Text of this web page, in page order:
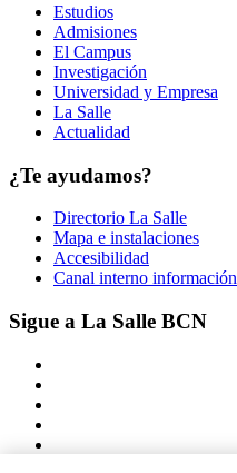
Estudios
Admisiones
El Campus
Investigación
Universidad y Empresa
La Salle
Actualidad
¿Te ayudamos?
Directorio La Salle
Mapa e instalaciones
Accesibilidad
Canal interno información
Sigue a La Salle BCN